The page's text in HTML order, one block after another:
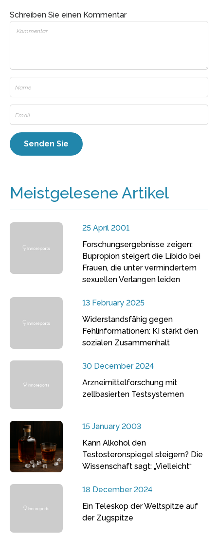
Schreiben Sie einen Kommentar
Meistgelesene Artikel
25 April 2001
Forschungsergebnisse zeigen:
Bupropion steigert die Libido bei
Frauen, die unter vermindertem
sexuellen Verlangen leiden
13 February 2025
Widerstandsfähig gegen
Fehlinformationen: KI stärkt den
sozialen Zusammenhalt
30 December 2024
Arzneimittelforschung mit
zellbasierten Testsystemen
15 January 2003
Kann Alkohol den
Testosteronspiegel steigern? Die
Wissenschaft sagt: „Vielleicht“
18 December 2024
Ein Teleskop der Weltspitze auf
der Zugspitze